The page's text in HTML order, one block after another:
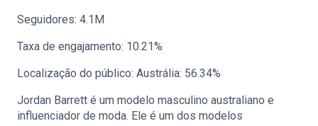
Seguidores: 4.1M
Taxa de engajamento: 10.21%
Localização do público: Austrália: 56.34%
Jordan Barrett é um modelo masculino australiano e
influenciador de moda. Ele é um dos modelos